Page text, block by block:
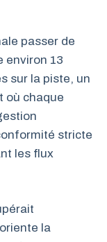
passer de
environ 13
sur la piste, un
où chaque
stricte
les flux
la